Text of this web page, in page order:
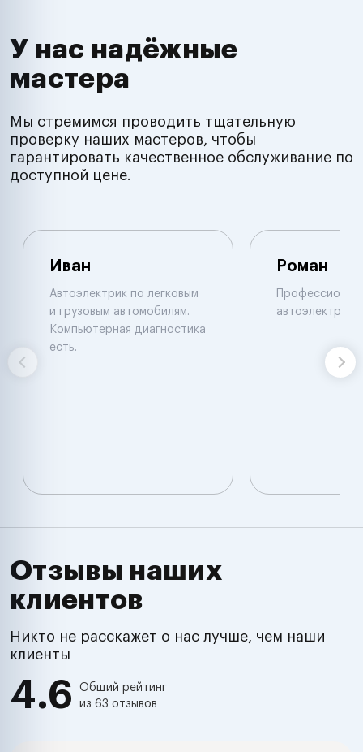
У нас надёжные
мастера
Мы стремимся проводить тщательную
проверку наших мастеров, чтобы
гарантировать качественное обслуживание по
доступной цене.
Иван
Автоэлектрик по легковым
и грузовым автомобилям.
Компьютерная диагностика
есть.
Роман
автоэлектрик
Отзывы наших
клиентов
Никто не расскажет о нас лучше, чем наши
клиенты
4.6
Общий рейтинг
из 63 отзывов